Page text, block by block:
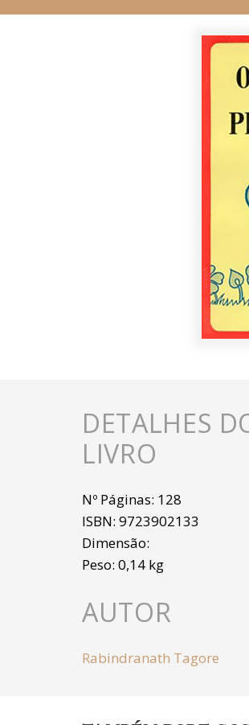
DETALHES
LIVRO
Nº Páginas: 128
ISBN: 9723902133
Dimensão:
Peso: 0,14 kg
AUTOR
Rabindranath Tagore